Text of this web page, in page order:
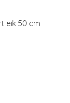
eik 50 cm